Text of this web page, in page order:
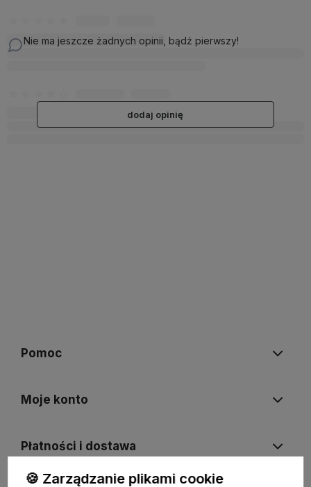
Nie ma jeszcze żadnych opinii, bądź pierwszy!
dodaj opinię
Pomoc
Moje konto
Płatności i dostawa
🍪 Zarządzanie plikami cookie